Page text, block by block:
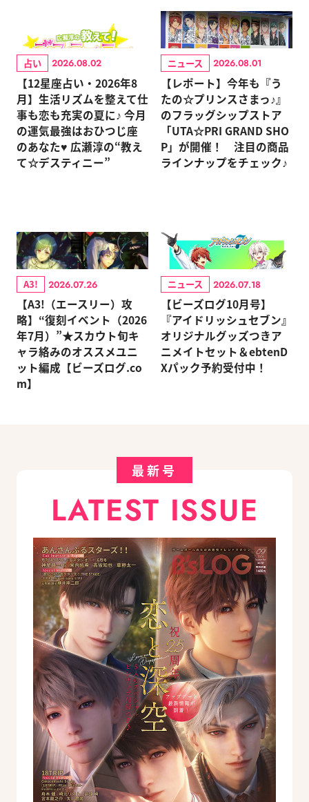
占い 2026.08.02
【12星座占い・2026年8
月】生活リズムを整えて仕
事も恋も充実の夏に♪ 今月
の運気最強はおひつじ座
のあなた♥ 広瀬淳の“教え
て☆デスティニー”
ニュース 2026.08.01
【レポート】今年も『う
たの☆プリンスさまっ♪』
のフラッグシップストア
「UTA☆PRI GRAND SHO
P」が開催！ 注目の商品
ラインナップをチェック♪
A3! 2026.07.26
【A3!（エースリー）攻
略】“復刻イベント（2026
年7月）”★スカウト旬キ
ャラ絡みのオススメユニ
ット編成【ビーズログ.co
m】
ニュース 2026.07.18
【ビーズログ10月号】
『アイドリッシュセブン』
オリジナルグッズつきア
ニメイトセット＆ebtenD
Xパック予約受付中！
最新号
LATEST ISSUE